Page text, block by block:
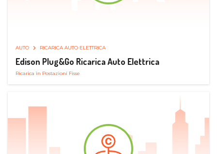
AUTO RICARICA AUTO ELETTRICA
Edison Plug&Go Ricarica Auto Elettrica
Ricarica in Postazioni Fisse